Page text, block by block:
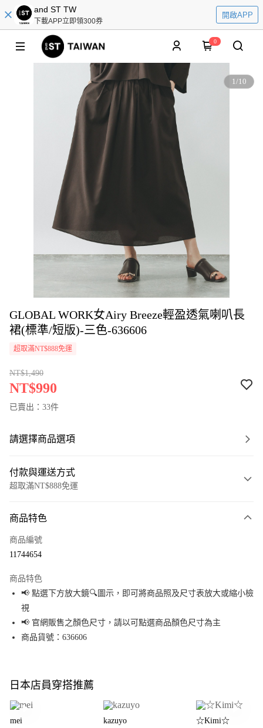
and ST TW
下載APP立即領300券
開啟APP
0
1/10
GLOBAL WORK女Airy Breeze輕盈透氣喇叭長
裙(標準/短版)-三色-636606
超取滿NT$888免運
NT$1,490
NT$990
已賣出：33件
請選擇商品選項
付款與運送方式
超取滿NT$888免運
信用卡一次付款
Apple Pay
街口支付
悠遊付
全盈+PAY
大哥付你分期
商品特色
商品編號
11744654
商品特色
📢 點選下方放大鏡🔍圖示，即可將商品照及尺寸表放大或縮小檢
視
📢 官網販售之顏色尺寸，請以可點選商品顏色尺寸為主
商品貨號：636606
日本店員穿搭推薦
mei kazuyo ☆Kimi☆